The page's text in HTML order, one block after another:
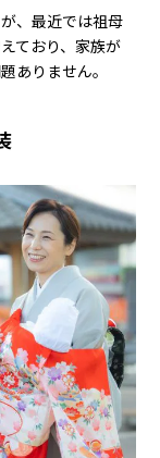
、最近では祖母
ており、家族が
ありません。